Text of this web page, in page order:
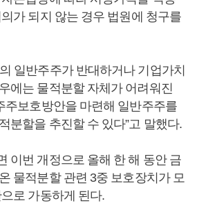
가 되지 않는 경우 법원에 청구를
일반주주가 반대하거나 기업가치
에는 물적분할 자체가 어려워진
주보호방안을 마련해 일반주주를
분할을 추진할 수 있다”고 말했다.
이번 개정으로 올해 한 해 동안 금
물적분할 관련 3중 보호장치가 모
로 가동하게 된다.